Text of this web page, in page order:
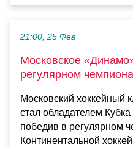
21:00, 25 Фев
Московское
регулярном
Московский хоккейный
стал обладателем
победив в регулярном
Континентальной